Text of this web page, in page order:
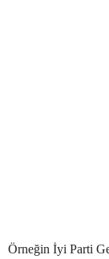
Örneğin İyi Parti